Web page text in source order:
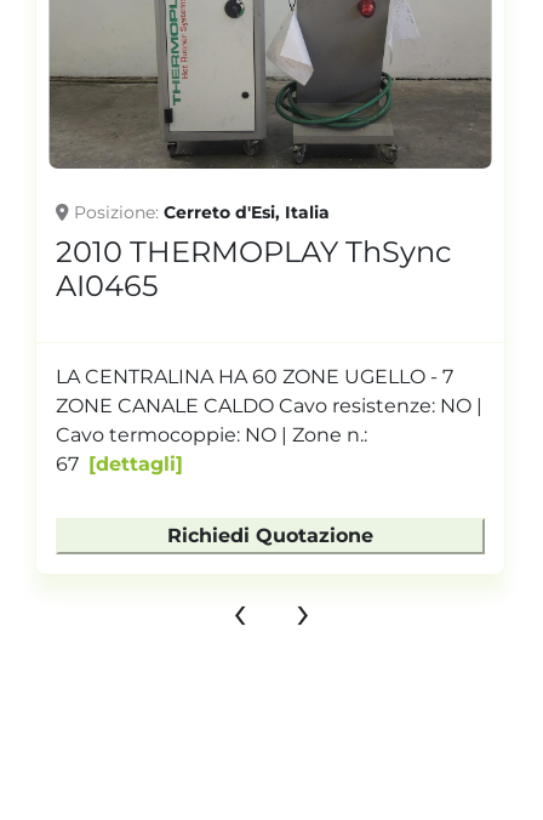
Posizione Cerreto d'Esi, Italia
2010 THERMOPLAY ThSync
AI0465
LA CENTRALINA HA 60 ZONE UGELLO - 7
ZONE CANALE CALDO Cavo resistenze: NO |
Cavo termocoppie: NO | Zone n.:
67
dettagli
Richiedi Quotazione
‹ ›